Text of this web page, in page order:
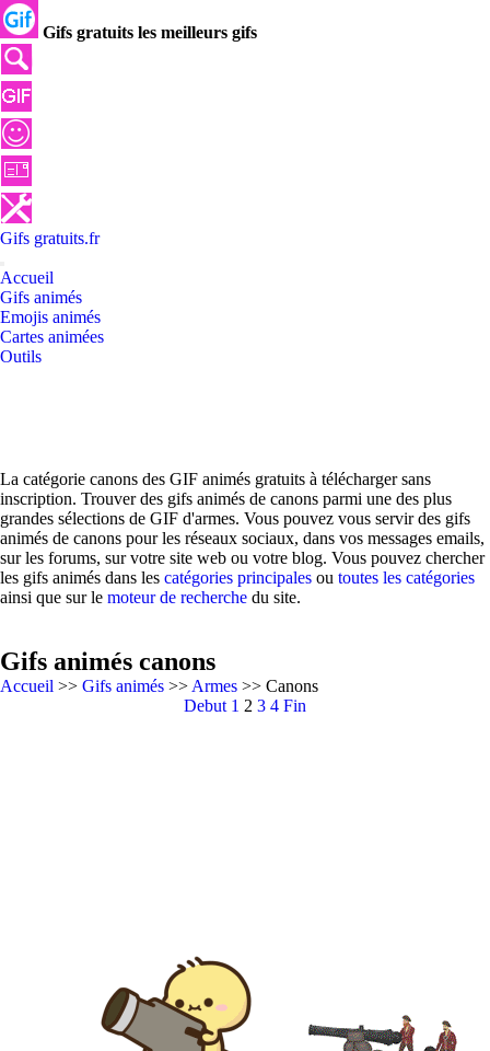
Gifs gratuits les meilleurs gifs
Gifs gratuits.fr
Accueil
Gifs animés
Emojis animés
Cartes animées
Outils
La catégorie canons des GIF animés gratuits à télécharger sans
inscription. Trouver des gifs animés de canons parmi une des plus
grandes sélections de GIF d'armes. Vous pouvez vous servir des gifs
animés de canons pour les réseaux sociaux, dans vos messages emails,
sur les forums, sur votre site web ou votre blog. Vous pouvez chercher
les gifs animés dans les catégories principales ou toutes les catégories
ainsi que sur le moteur de recherche du site.
Gifs animés canons
Accueil >> Gifs animés >> Armes >> Canons
Debut 1 2 3 4 Fin